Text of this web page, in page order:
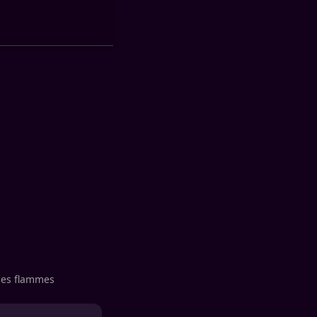
flammes